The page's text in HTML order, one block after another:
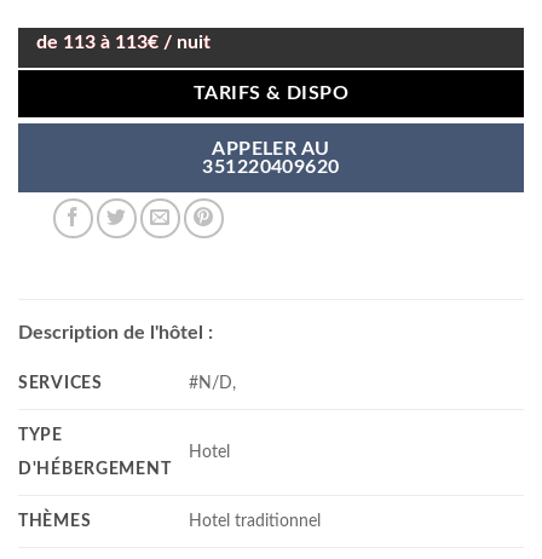
de 113 à 113€ / nuit
TARIFS & DISPO
APPELER AU
351220409620
Description de l'hôtel :
SERVICES #N/D,
TYPE
D'HÉBERGEMENT
Hotel
THÈMES Hotel traditionnel